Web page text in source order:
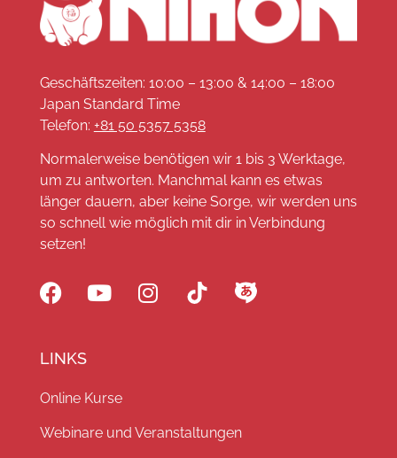
Geschäftszeiten: 10:00 – 13:00 & 14:00 – 18:00
Japan Standard Time
Telefon: +81 50 5357 5358
Normalerweise benötigen wir 1 bis 3 Werktage,
um zu antworten. Manchmal kann es etwas
länger dauern, aber keine Sorge, wir werden uns
so schnell wie möglich mit dir in Verbindung
setzen!
LINKS
Online Kurse
Webinare und Veranstaltungen